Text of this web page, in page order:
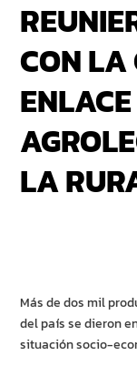
CON LA
LA
Más de dos mil
del país se dieron
situación socio-